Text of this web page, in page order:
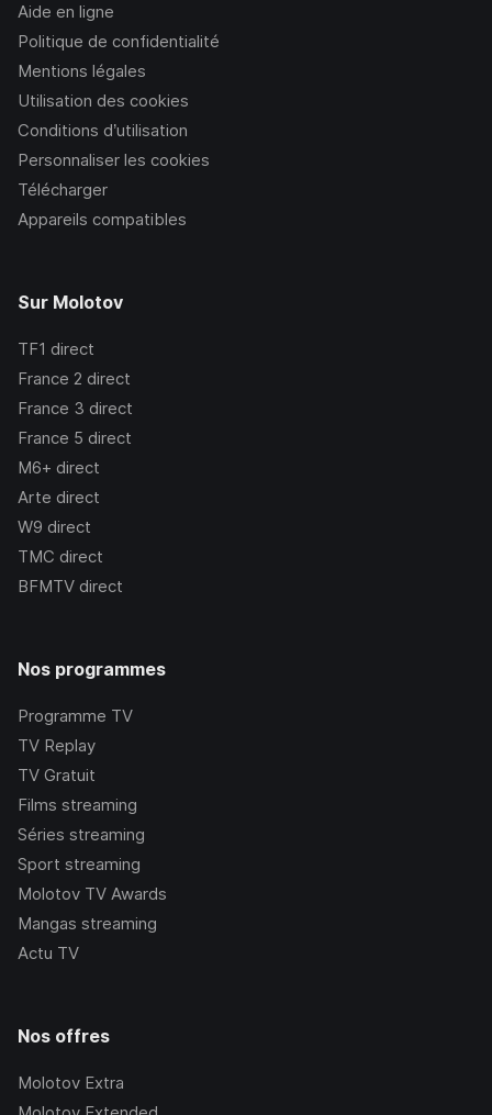
Aide en ligne
Politique de confidentialité
Mentions légales
Utilisation des cookies
Conditions d’utilisation
Personnaliser les cookies
Télécharger
Appareils compatibles
Sur Molotov
TF1 direct
France 2 direct
France 3 direct
France 5 direct
M6+ direct
Arte direct
W9 direct
TMC direct
BFMTV direct
Nos programmes
Programme TV
TV Replay
TV Gratuit
Films streaming
Séries streaming
Sport streaming
Molotov TV Awards
Mangas streaming
Actu TV
Nos offres
Molotov Extra